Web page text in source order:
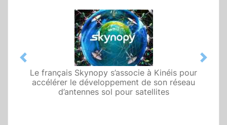
Le français Skynopy s’associe à Kinéis pour
accélérer le développement de son réseau
d’antennes sol pour satellites
Previous Next